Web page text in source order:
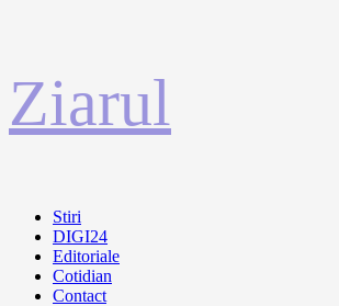
la
conținut
Ziarul
Primary
Menu
Stiri
DIGI24
Editoriale
Cotidian
Contact